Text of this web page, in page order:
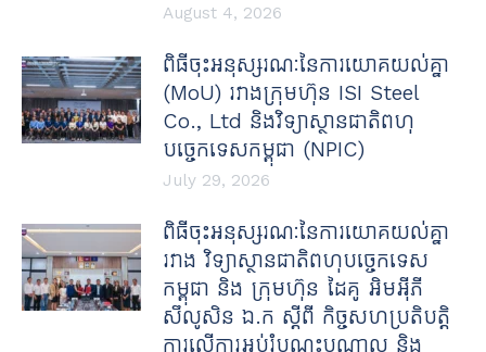
August 4, 2026
ពិធីចុះអនុស្សរណៈនៃការយោគយល់គ្នា
(MoU) រវាងក្រុមហ៊ុន ISI Steel
Co., Ltd និងវិទ្យាស្ថានជាតិពហុ
បច្ចេកទេសកម្ពុជា (NPIC)
July 29, 2026
ពិធីចុះអនុស្សរណៈនៃការយោគយល់គ្នា
រវាង វិទ្យាស្ថានជាតិពហុបច្ចេកទេស
កម្ពុជា និង ក្រុមហ៊ុន ដៃគូ អិមអ៊ីភី
សឹលូសិន ឯ.ក ស្ដីពី កិច្ចសហប្រតិបត្តិ
ការលើការអប់រំបណ្ដុះបណ្ដាល និង